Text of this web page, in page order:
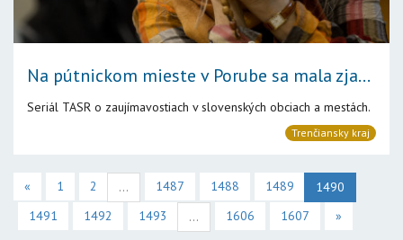
Na pútnickom mieste v Porube sa mala zja...
Seriál TASR o zaujímavostiach v slovenských obciach a mestách.
Trenčiansky kraj
« 1 2 ... 1487 1488 1489
1490
1491
1492 1493 ... 1606 1607 »